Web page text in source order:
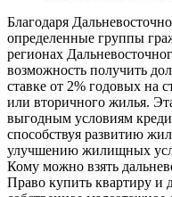
Благодаря
определенные группы
регионах
возможность получить
ставке от 2% годовых на
или вторичного жилья.
выгодным условиям
способствуя развитию
улучшению жилищных
Кому можно взять
Право купить квартиру и